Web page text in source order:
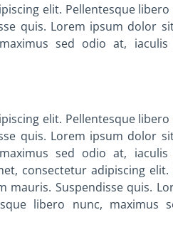
elit. Pellentesque
quis. Lorem ipsum dolor
sed odio at, iaculis
elit. Pellentesque
quis. Lorem ipsum dolor
sed odio at, iaculis
consectetur adipiscing elit.
mauris. Suspendisse quis.
libero nunc, maximus